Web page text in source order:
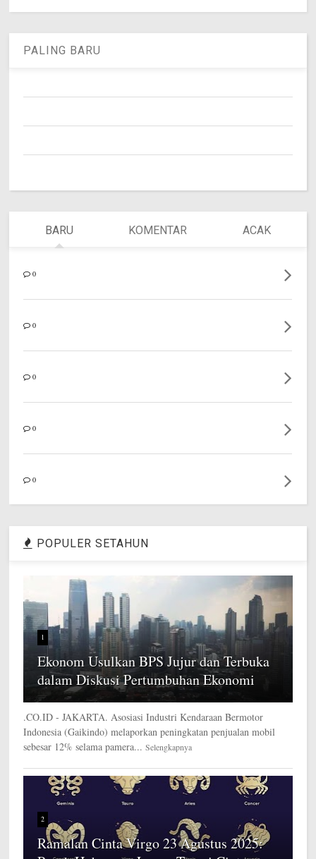
PALING BARU
BARU KOMENTAR ACAK
0
0
0
0
0
POPULER SETAHUN
1
Ekonom Usulkan BPS Jujur dan Terbuka
dalam Diskusi Pertumbuhan Ekonomi
.CO.ID - JAKARTA. Asosiasi Industri Kendaraan Bermotor
Indonesia (Gaikindo) melaporkan peningkatan penjualan mobil
sebesar 12% selama pamera... Selengkapnya
2
Ramalan Cinta Virgo 23 Agustus 2025: